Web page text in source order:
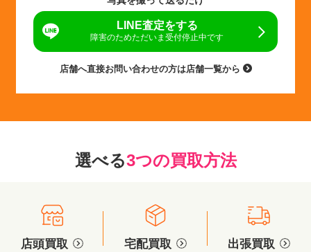
LINE査定をする
障害のためただいま受付停止中です
店舗へ直接お問い合わせの方は店舗一覧から
選べる3つの買取方法
店頭買取 宅配買取 出張買取